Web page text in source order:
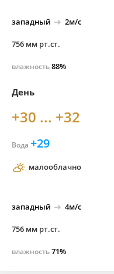
западный 2м/с
756 мм рт.ст.
влажность88%
День
+30 ... +32
Вода +29
малооблачно
западный 4м/с
756 мм рт.ст.
влажность71%